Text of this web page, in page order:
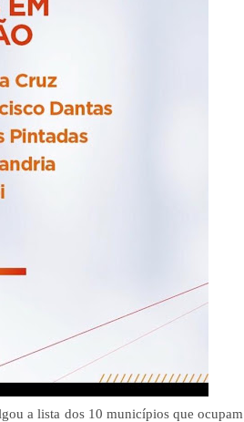
a lista dos 10 municípios que ocupam